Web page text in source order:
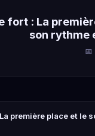
fort : La
son rythme
première place et